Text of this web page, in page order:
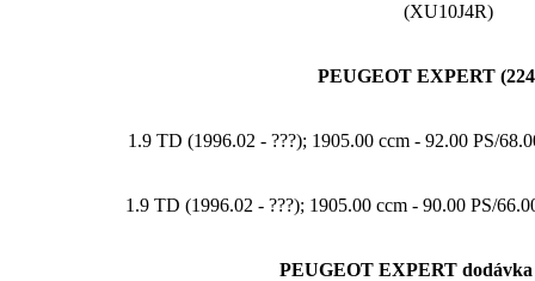
(XU10J4R)
PEUGEOT EXPERT
1.9 TD (1996.02 - ???); 1905.00 ccm - 92.00 PS/
1.9 TD (1996.02 - ???); 1905.00 ccm - 90.00 PS/
PEUGEOT EXPERT dodávka